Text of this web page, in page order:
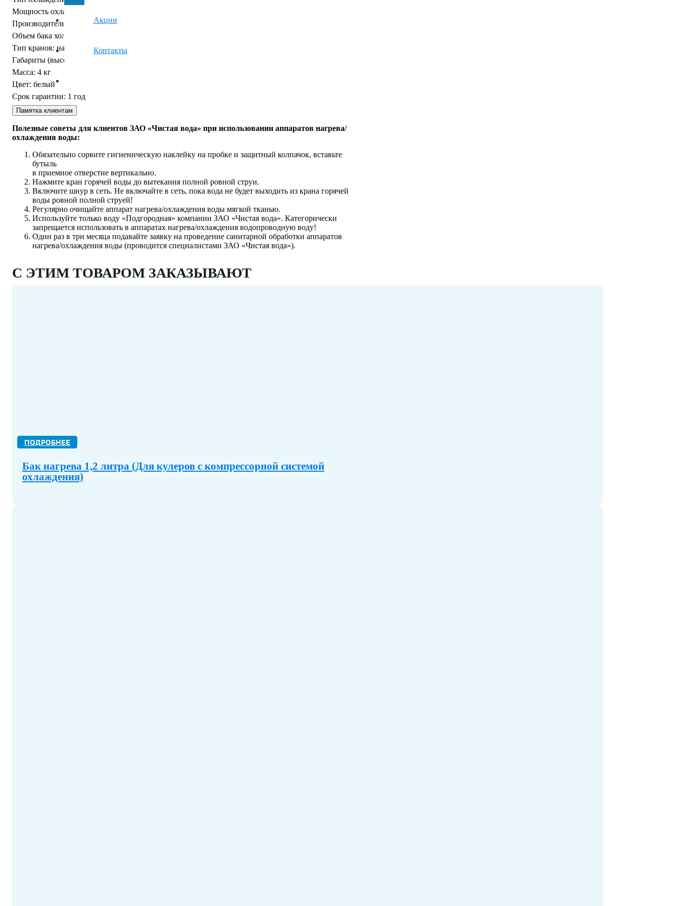
Акции
Контакты
Мощность охлаждения:
Производительность холодной воды:
Объем бака холодной воды:
Тип кранов:нажим кружкой
Габариты (высота/ширина/глубина):
Масса: 4 кг
Цвет: белый
Срок гарантии: 1 год
Памятка клиентам
Полезные советы для клиентов ЗАО «Чистая вода» при использовании аппаратов нагрева/
охлаждения воды:
Обязательно сорвите гигиеническую наклейку на пробке и защитный колпачок, вставьте
бутыль
в приемное отверстие вертикально.
Нажмите кран горячей воды до вытекания полной ровной струи.
Включите шнур в сеть. Не включайте в сеть, пока вода не будет выходить из крана горячей
воды ровной полной струей!
Регулярно очищайте аппарат нагрева/охлаждения воды мягкой тканью.
Используйте только воду «Подгородная» компании ЗАО «Чистая вода». Категорически
запрещается использовать в аппаратах нагрева/охлаждения водопроводную воду!
Один раз в три месяца подавайте заявку на проведение санитарной обработки аппаратов
нагрева/охлаждения воды (проводится специалистами ЗАО «Чистая вода»).
С ЭТИМ ТОВАРОМ ЗАКАЗЫВАЮТ
ПОДРОБНЕЕ
Бак нагрева 1,2 литра (Для кулеров с компрессорной системой
охлаждения)